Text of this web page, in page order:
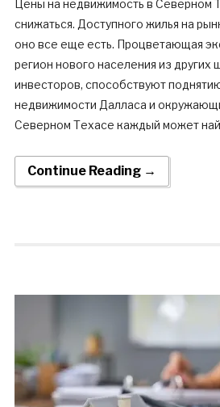
Цены на недвижимость в Северном
снижаться. Доступного жилья на
оно все еще есть. Процветающая
регион нового населения из других
инвесторов, способствуют
недвижимости Далласа и
Северном Техасе каждый может
Continue Reading →